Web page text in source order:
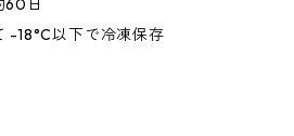
60日
-18°C以下で冷凍保存